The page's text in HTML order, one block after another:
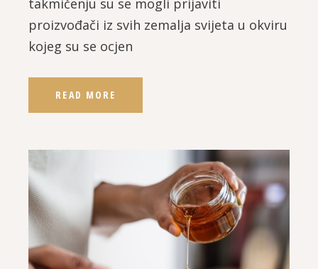
takmičenju su se mogli prijaviti
proizvođači iz svih zemalja svijeta u okviru
kojeg su se ocjen
READ MORE